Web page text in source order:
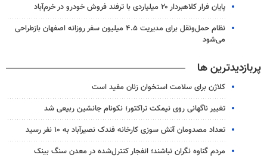
پایان فرار کلاهبردار ۲۰ میلیاردی با ترفند فروش خودرو در خرم‌آباد
نظام حمل‌ونقل برای مدیریت ۴.۵ میلیون سفر روزانه اصفهان بازطراحی
می‌شود
پربازدیدترین ها
کلاژن برای سلامت استخوان زنان مفید است
تغییر ناگهانی روی نیمکت تراکتور؛ نکونام جانشین ربیعی شد
تعداد مصدومان آتش سوزی کارخانه فندک نصیرآباد به ۱۰ نفر رسید
مردم گناوه نگران نباشند؛ انفجار کنترل‌شده در معدن سنگ بینک